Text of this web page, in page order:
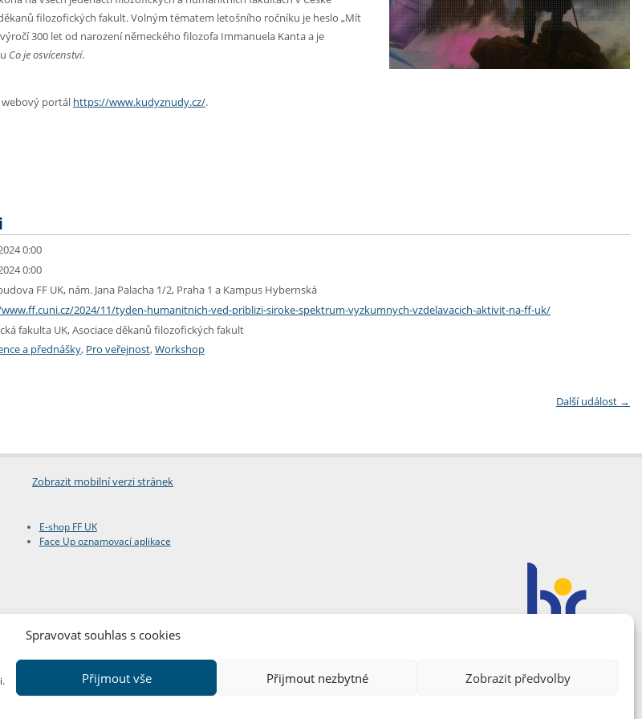
Spravovat souhlas s cookies
Přijmout vše Přijmout nezbytné Zobrazit předvolby
filozofických fakult. Volným tématem letošního ročníku je heslo „Mít
300 let od narození německého filozofa Immanuela Kanta a je
Co je osvícenství.
webový portál https://www.kudyznudy.cz/.
0:00
0:00
FF UK, nám. Jana Palacha 1/2, Praha 1 a Kampus Hybernská
2024/11/tyden-humanitnich-ved-priblizi-siroke-spektrum-vyzkumnych-vzdelavacich-aktivit-na-ff-uk/
fakulta UK, Asociace děkanů filozofických fakult
a přednášky, Pro veřejnost,Workshop
Další událost →
Zobrazit mobilní verzi stránek
E-shop FF UK
Face Up oznamovací aplikace